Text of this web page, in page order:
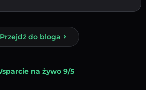
Przejdź do bloga
na żywo 9/5